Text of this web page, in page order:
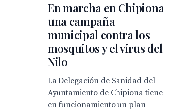
En marcha en Chipiona
una campaña
municipal contra los
mosquitos y el virus del
Nilo
La Delegación de Sanidad del
Ayuntamiento de Chipiona tiene
en funcionamiento un plan